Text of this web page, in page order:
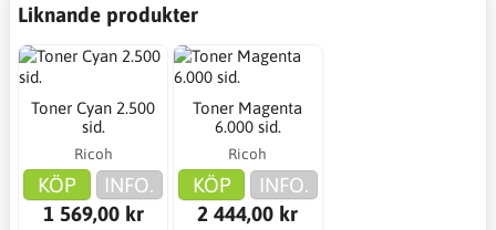
Liknande produkter
Toner Cyan 2.500
sid.
Ricoh
KÖP
INFO.
1 569,00 kr
Toner Magenta
6.000 sid.
Ricoh
KÖP
INFO.
2 444,00 kr